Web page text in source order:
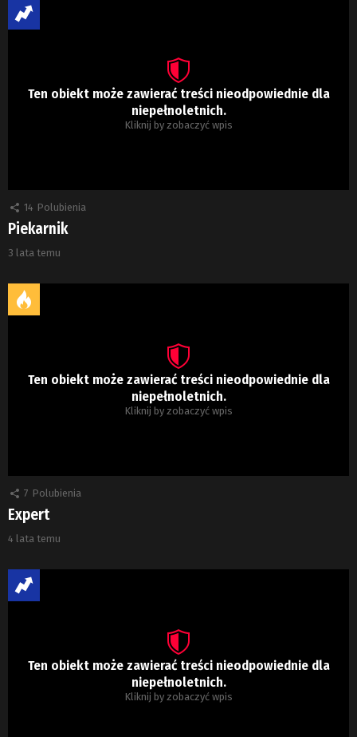
Ten obiekt może zawierać treści nieodpowiednie dla
niepełnoletnich.
Kliknij by zobaczyć wpis
14 Polubienia
Piekarnik
3 lata temu
Ten obiekt może zawierać treści nieodpowiednie dla
niepełnoletnich.
Kliknij by zobaczyć wpis
7 Polubienia
Expert
4 lata temu
Ten obiekt może zawierać treści nieodpowiednie dla
niepełnoletnich.
Kliknij by zobaczyć wpis